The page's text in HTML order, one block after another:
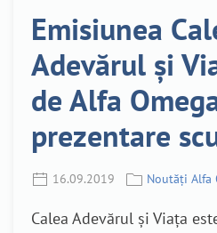
Emisiunea
Adevărul și
de Alfa
prezentare
16.09.2019 Noutăți Alfa
Calea Adevărul și Viața